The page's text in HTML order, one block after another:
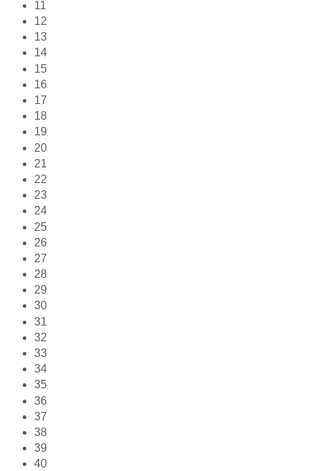
11
12
13
14
15
16
17
18
19
20
21
22
23
24
25
26
27
28
29
30
31
32
33
34
35
36
37
38
39
40